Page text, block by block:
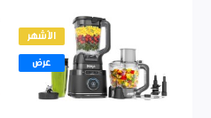
الأشهر
عرض